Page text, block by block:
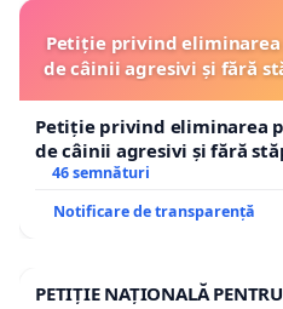
Petiție privind
de câinii agresivi și fără
Petiție privind eliminarea
de câinii agresivi și fără
46 semnături
Notificare de transparență
PETIȚIE NAȚIONALĂ